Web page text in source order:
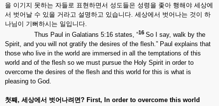
을 이기지 못하는 자들로 표현하면서 성도들은 성령을 좇아 행해야 세상에
서 벗어날 수 있을 거라고 설명하고 있습니다. 세상에서 벗어나는 것이 하
나님이 기뻐하시는 일입니다.
Thus Paul in Galatians 5:16 states, “16 So I say, walk by the
Spirit, and you will not gratify the desires of the flesh.” Paul explains that
those who live in the world are immersed in all the temptations of this
world and of the flesh so we must pursue the Holy Spirit in order to
overcome the desires of the flesh and this world for this is what is
pleasing to God.
첫째, 세상에서 벗어나려면? First, In order to overcome this world